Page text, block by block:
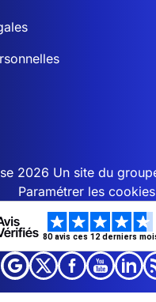
2026 Un site du
Paramétrer les cookies
80 avis ces 12 derniers